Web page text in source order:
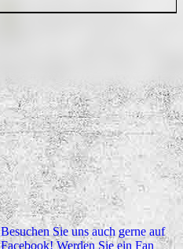
Besuchen Sie uns auch gerne auf
Facebook! Werden Sie ein Fan